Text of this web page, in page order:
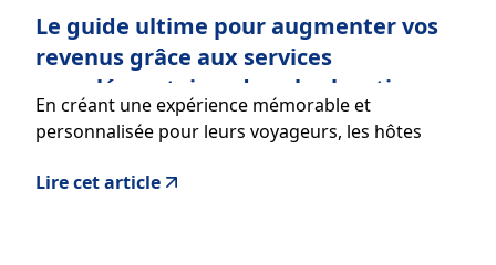
Le guide ultime pour augmenter vos
revenus grâce aux services
complémentaires dans les locations
de courte durée.
En créant une expérience mémorable et
personnalisée pour leurs voyageurs, les hôtes
augmenter leurs revenus grâce aux services
Lire cet article